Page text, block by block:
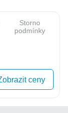
Storno
podmínky
ceny